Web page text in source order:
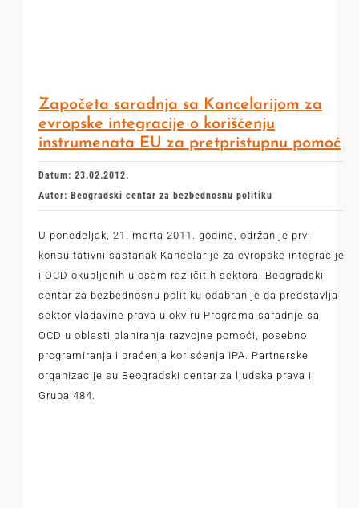
Započeta saradnja sa Kancelarijom za
evropske integracije o korišćenju
instrumenata EU za pretpristupnu pomoć
Datum: 23.02.2012.
Autor: Beogradski centar za bezbednosnu politiku
U ponedeljak, 21. marta 2011. godine, održan je prvi
konsultativni sastanak Kancelarije za evropske integracije
i OCD okupljenih u osam različitih sektora. Beogradski
centar za bezbednosnu politiku odabran je da predstavlja
sektor vladavine prava u okviru Programa saradnje sa
OCD u oblasti planiranja razvojne pomoći, posebno
programiranja i praćenja korisćenja IPA. Partnerske
organizacije su Beogradski centar za ljudska prava i
Grupa 484.